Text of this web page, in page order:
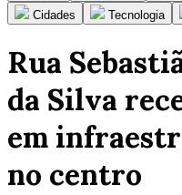
Cidades
Tecnologia
Rua
da Silva
em
no centro